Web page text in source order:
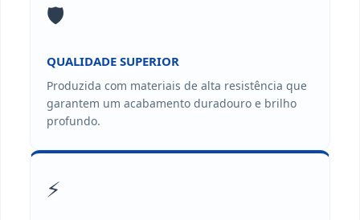
🛡️
QUALIDADE SUPERIOR
Produzida com materiais de alta resistência que
garantem um acabamento duradouro e brilho
profundo.
⚡